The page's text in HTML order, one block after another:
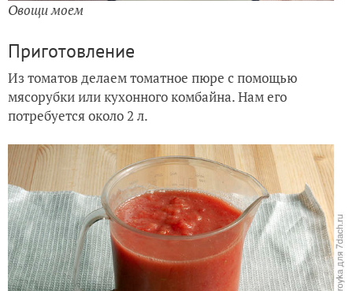
Овощи моем
Приготовление
Из томатов делаем томатное пюре с помощью
мясорубки или кухонного комбайна. Нам его
потребуется около 2 л.